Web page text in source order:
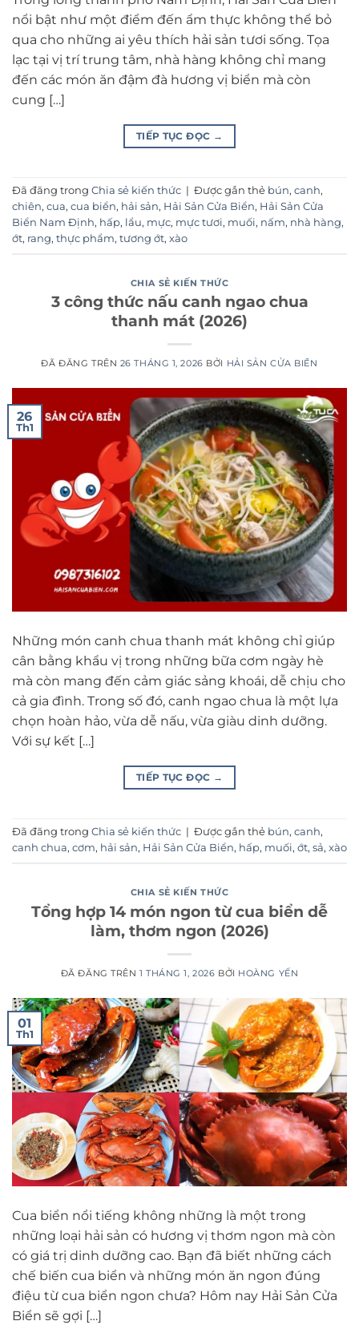
nổi bật như một điểm đến ẩm thực không thể bỏ
qua cho những ai yêu thích hải sản tươi sống. Tọa
lạc tại vị trí trung tâm, nhà hàng không chỉ mang
đến các món ăn đậm đà hương vị biển mà còn
cung […]
TIẾP TỤC ĐỌC →
Đã đăng trong Chia sẻ kiến thức | Được gắn thẻ bún, canh,
chiên, cua, cua biển, hải sản, Hải Sản Cửa Biển, Hải Sản Cửa
Biển Nam Định, hấp, lẩu, mực, mực tươi, muối, nấm, nhà hàng,
ớt, rang, thực phẩm, tương ớt, xào
CHIA SẺ KIẾN THỨC
3 công thức nấu canh ngao chua
thanh mát (2026)
ĐÃ ĐĂNG TRÊN 26 THÁNG 1, 2026 BỞI HẢI SẢN CỬA BIỂN
26
Th1
Những món canh chua thanh mát không chỉ giúp
cân bằng khẩu vị trong những bữa cơm ngày hè
mà còn mang đến cảm giác sảng khoái, dễ chịu cho
cả gia đình. Trong số đó, canh ngao chua là một lựa
chọn hoàn hảo, vừa dễ nấu, vừa giàu dinh dưỡng.
Với sự kết […]
TIẾP TỤC ĐỌC →
Đã đăng trong Chia sẻ kiến thức | Được gắn thẻ bún, canh,
canh chua, cơm, hải sản, Hải Sản Cửa Biển, hấp, muối, ớt, sả, xào
CHIA SẺ KIẾN THỨC
Tổng hợp 14 món ngon từ cua biển dễ
làm, thơm ngon (2026)
ĐÃ ĐĂNG TRÊN 1 THÁNG 1, 2026 BỞI HOÀNG YẾN
01
Th1
Cua biển nổi tiếng không những là một trong
những loại hải sản có hương vị thơm ngon mà còn
có giá trị dinh dưỡng cao. Bạn đã biết những cách
chế biến cua biển và những món ăn ngon đúng
điệu từ cua biển ngon chưa? Hôm nay Hải Sản Cửa
Biển sẽ gợi […]